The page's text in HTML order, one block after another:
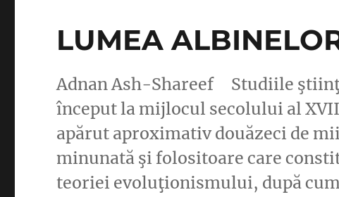
LUMEA
Adnan Ash-Shareef Studiile
început la mijlocul secolului al
apărut aproximativ douăzeci de
minunată şi folositoare care
teoriei evoluţionismului, după